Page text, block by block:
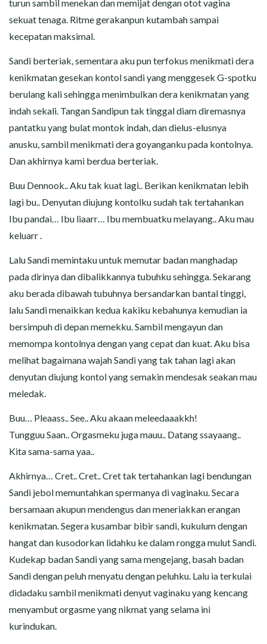
turun sambil menekan dan memijat dengan otot vagina
sekuat tenaga. Ritme gerakanpun kutambah sampai
kecepatan maksimal.
Sandi berteriak, sementara aku pun terfokus menikmati dera
kenikmatan gesekan kontol sandi yang menggesek G-spotku
berulang kali sehingga menimbulkan dera kenikmatan yang
indah sekali. Tangan Sandipun tak tinggal diam diremasnya
pantatku yang bulat montok indah, dan dielus-elusnya
anusku, sambil menikmati dera goyanganku pada kontolnya.
Dan akhirnya kami berdua berteriak.
Buu Dennook.. Aku tak kuat lagi.. Berikan kenikmatan lebih
lagi bu.. Denyutan diujung kontolku sudah tak tertahankan
Ibu pandai… Ibu liaarr… Ibu membuatku melayang.. Aku mau
keluarr .
Lalu Sandi memintaku untuk memutar badan manghadap
pada dirinya dan dibalikkannya tubuhku sehingga. Sekarang
aku berada dibawah tubuhnya bersandarkan bantal tinggi,
lalu Sandi menaikkan kedua kakiku kebahunya kemudian ia
bersimpuh di depan memekku. Sambil mengayun dan
memompa kontolnya dengan yang cepat dan kuat. Aku bisa
melihat bagaimana wajah Sandi yang tak tahan lagi akan
denyutan diujung kontol yang semakin mendesak seakan mau
meledak.
Buu… Pleaass.. See.. Aku akaan meleedaaakkh!
Tungguu Saan.. Orgasmeku juga mauu.. Datang ssayaang..
Kita sama-sama yaa..
Akhirnya… Cret.. Cret.. Cret tak tertahankan lagi bendungan
Sandi jebol memuntahkan spermanya di vaginaku. Secara
bersamaan akupun mendengus dan meneriakkan erangan
kenikmatan. Segera kusambar bibir sandi, kukulum dengan
hangat dan kusodorkan lidahku ke dalam rongga mulut Sandi.
Kudekap badan Sandi yang sama mengejang, basah badan
Sandi dengan peluh menyatu dengan peluhku. Lalu ia terkulai
didadaku sambil menikmati denyut vaginaku yang kencang
menyambut orgasme yang nikmat yang selama ini
kurindukan.